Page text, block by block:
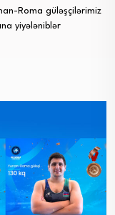
Roma güləşçilərimiz
yiyələniblər